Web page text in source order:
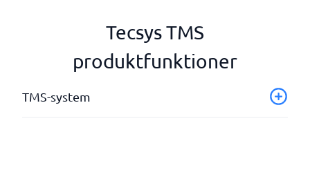
Tecsys TMS
produktfunktioner
TMS-system